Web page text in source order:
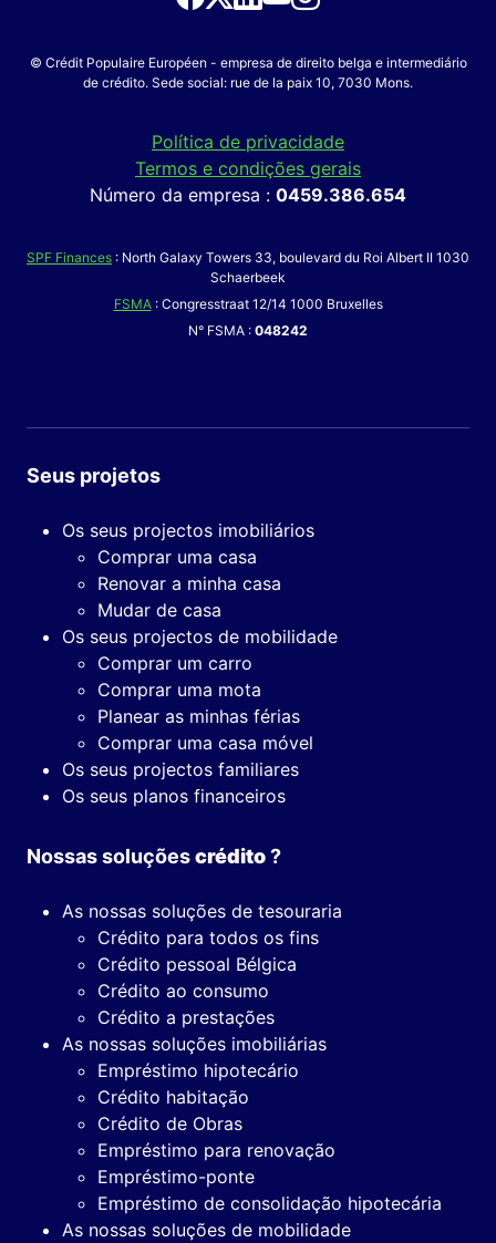
© Crédit Populaire Européen - empresa de direito belga e intermediário
de crédito. Sede social: rue de la paix 10, 7030 Mons.
Política de privacidade
Termos e condições gerais
Número da empresa : 0459.386.654
SPF Finances : North Galaxy Towers 33, boulevard du Roi Albert II 1030
Schaerbeek
FSMA: Congresstraat 12/14 1000 Bruxelles
N° FSMA : 048242
Seus projetos
Os seus projectos imobiliários
Comprar uma casa
Renovar a minha casa
Mudar de casa
Os seus projectos de mobilidade
Comprar um carro
Comprar uma mota
Planear as minhas férias
Comprar uma casa móvel
Os seus projectos familiares
Os seus planos financeiros
Nossas soluçõescrédito?
As nossas soluções de tesouraria
Crédito para todos os fins
Crédito pessoal Bélgica
Crédito ao consumo
Crédito a prestações
As nossas soluções imobiliárias
Empréstimo hipotecário
Crédito habitação
Crédito de Obras
Empréstimo para renovação
Empréstimo-ponte
Empréstimo de consolidação hipotecária
As nossas soluções de mobilidade